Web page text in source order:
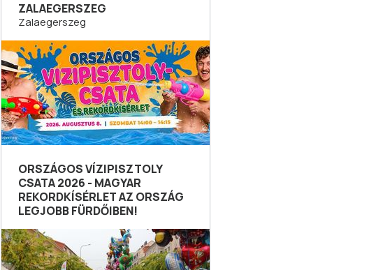
ZALAEGERSZEG
Zalaegerszeg
ORSZÁGOS VÍZIPISZTOLY
CSATA 2026 - MAGYAR
REKORDKÍSÉRLET AZ ORSZÁG
LEGJOBB FÜRDŐIBEN!